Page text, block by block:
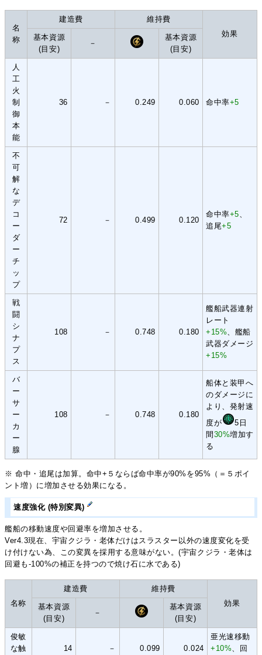
名
称
建造費
維持費
効果
基本資源
(目安)
－
基本資源
(目安)
人
工
火
制
御
本
能
36 － 0.249 0.060 命中率+5
不
可
解
な
デ
コ
ー
ダ
ー
チ
ッ
プ
72 － 0.499 0.120
命中率+5
追尾+5
戦
闘
シ
ナ
プ
ス
108 － 0.748 0.180
艦船武器連射
レート
+15% 、艦船
武器ダメージ
+15%
バ
ー
サ
ー
カ
ー
腺
108 － 0.748 0.180
船体と装甲へ
のダメージに
より、発射速
度が
5日
間 30%増加す
る
※ 命中・追尾は加算。命中+５ならば命中率が90%を95%（＝５ポイ
ント増）に増加させる効果になる。
速度強化 (特別変異)
艦船の移動速度や回避率を増加させる。
Ver4.3現在、宇宙クジラ・老体だけはスラスター以外の速度変化を受
け付けない為、この変異を採用する意味がない。(宇宙クジラ・老体は
回避も-100%の補正を持つので焼け石に水である)
名称
建造費
維持費
効果
基本資源
(目安)
－
基本資源
(目安)
俊敏
な触
14 － 0.099 0.024
亜光速移動
+10% 、回